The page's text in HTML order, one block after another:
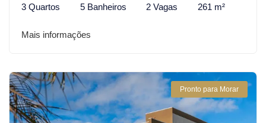
3 Quartos 5 Banheiros 2 Vagas 261 m²
Mais informações
Pronto para Morar